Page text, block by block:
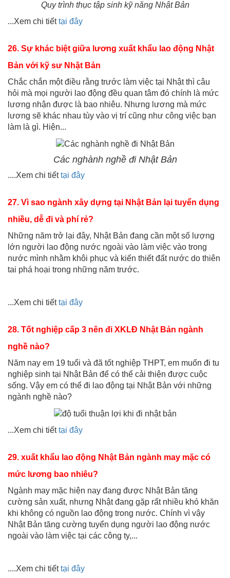
Quy trình thục tập sinh kỹ năng Nhật Bản
...Xem chi tiếttại đây
26. Sự khác biệt giữa lương xuất khẩu lao động Nhật
Bản với kỹ sư Nhật Bản
Chắc chắn một điều rằng trước làm việc tại Nhật thì câu
hỏi mà mọi người lao động đều quan tâm đó chính là mức
lương nhận được là bao nhiêu. Nhưng lương mà mức
lương sẽ khác nhau tùy vào vị trí cũng như công việc bạn
làm là gì. Hiện...
Các nghành nghề đi Nhật Bản
....Xem chi tiếttại đây
27. Vì sao ngành xây dựng tại Nhật Bản lại tuyển dụng
nhiều, dễ đi và phí rẻ?
Những năm trở lại đây, Nhật Bản đang cần một số lượng
lớn người lao động nước ngoài vào làm việc vào trong
nước mình nhằm khôi phục và kiến thiết đất nước do thiên
tai phá hoại trong những năm trước.
...Xem chi tiếttại đây
28. Tốt nghiệp cấp 3 nên đi XKLĐ Nhật Bản ngành
nghề nào?
Năm nay em 19 tuổi và đã tốt nghiệp THPT, em muốn đi tu
nghiệp sinh tại Nhật Bản để có thể cải thiện được cuộc
sống. Vậy em có thể đi lao động tại Nhật Bản với những
ngành nghề nào?
...Xem chi tiếttại đây
29. xuất khẩu lao động Nhật Bản ngành may mặc có
mức lương bao nhiêu?
Ngành may mặc hiện nay đang được Nhật Bản tăng
cường sản xuất, nhưng Nhật đang gặp rất nhiều khó khăn
khi không có nguồn lao động trong nước. Chính vì vậy
Nhật Bản tăng cường tuyển dụng người lao động nước
ngoài vào làm việc tại các công ty,...
....Xem chi tiếttại đây